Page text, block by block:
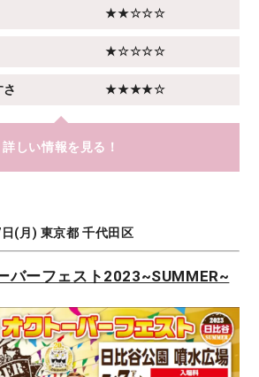
★★☆☆☆
★☆☆☆☆
★★★★☆
詳しい情報を見る！
(月) 東京都 千代田区
バーフェスト2023~SUMMER~